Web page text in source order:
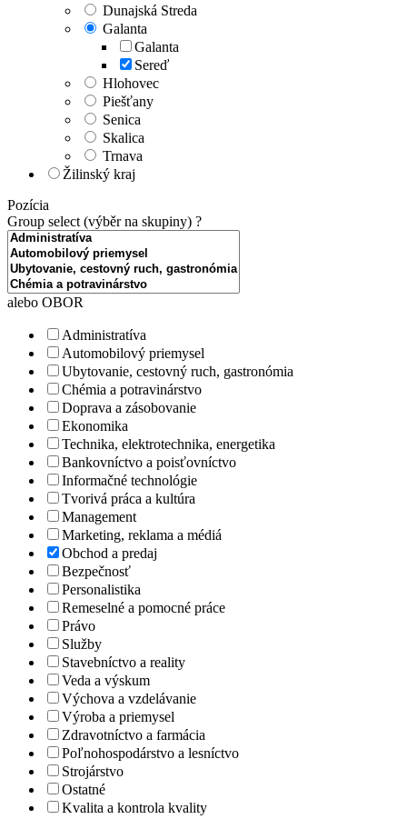
Dunajská Streda
Galanta
Galanta
Sereď
Hlohovec
Piešťany
Senica
Skalica
Trnava
Žilinský kraj
Pozícia
Group select (výběr na skupiny) ?
alebo OBOR
Administratíva
Automobilový priemysel
Ubytovanie, cestovný ruch, gastronómia
Chémia a potravinárstvo
Doprava a zásobovanie
Ekonomika
Technika, elektrotechnika, energetika
Bankovníctvo a poisťovníctvo
Informačné technológie
Tvorivá práca a kultúra
Management
Marketing, reklama a médiá
Obchod a predaj
Bezpečnosť
Personalistika
Remeselné a pomocné práce
Právo
Služby
Stavebníctvo a reality
Veda a výskum
Výchova a vzdelávanie
Výroba a priemysel
Zdravotníctvo a farmácia
Poľnohospodárstvo a lesníctvo
Strojárstvo
Ostatné
Kvalita a kontrola kvality